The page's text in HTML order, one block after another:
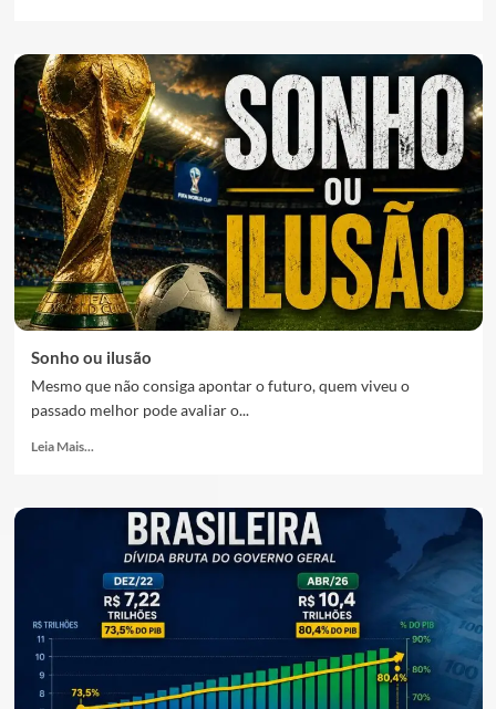
Sonho ou ilusão
Mesmo que não consiga apontar o futuro, quem viveu o
passado melhor pode avaliar o...
Leia Mais...